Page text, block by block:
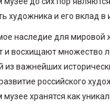
художника и его вклад в
наследие для мировой
и восхищают множество
важнейших
российского
хранятся как